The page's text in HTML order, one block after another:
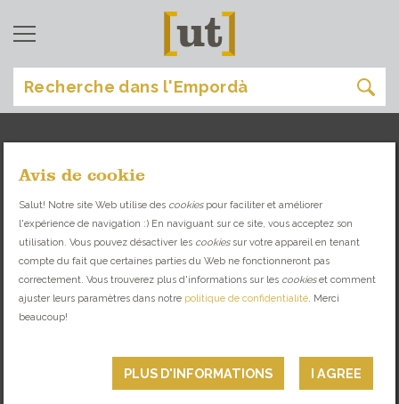
[ terradelles ]
TROUVEZ VOTRE SITE IDÉAL
BIEN-ÊTRE
I AGREE
PLUS D'INFORMATIONS
Avis de cookie
Salut! Notre site Web utilise des cookiespour faciliter et améliorer
l'expérience de navigation :) En naviguant sur ce site, vous acceptez son
utilisation. Vous pouvez désactiver les cookiessur votre appareil en tenant
compte du fait que certaines parties du Web ne fonctionneront pas
correctement. Vous trouverez plus d'informations sur les cookieset comment
ajuster leurs paramètres dans notre politique de confidentialité . Merci
beaucoup!